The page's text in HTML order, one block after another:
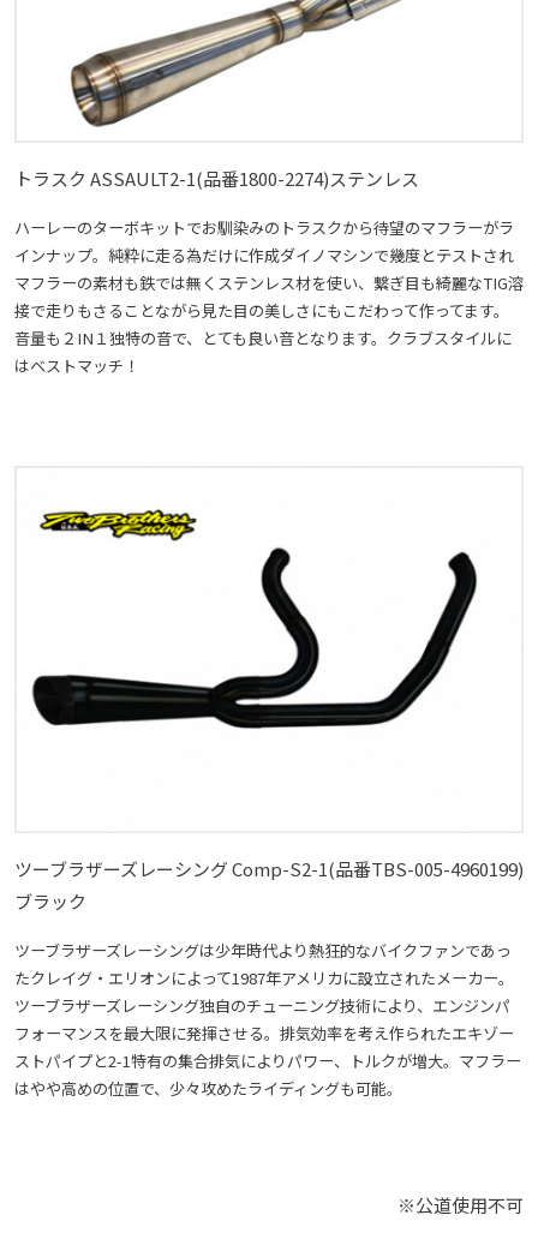
トラスク ASSAULT2-1(品番1800-2274)ステンレス
ハーレーのターボキットでお馴染みのトラスクから待望のマフラーがラ
インナップ。純粋に走る為だけに作成ダイノマシンで幾度とテストされ
マフラーの素材も鉄では無くステンレス材を使い、繋ぎ目も綺麗なTIG溶
接で走りもさることながら見た目の美しさにもこだわって作ってます。
音量も２IN１独特の音で、とても良い音となります。クラブスタイルに
はベストマッチ！
ツーブラザーズレーシング Comp-S2-1(品番TBS-005-4960199)
ブラック
ツーブラザーズレーシングは少年時代より熱狂的なバイクファンであっ
たクレイグ・エリオンによって1987年アメリカに設立されたメーカー。
ツーブラザーズレーシング独自のチューニング技術により、エンジンパ
フォーマンスを最大限に発揮させる。排気効率を考え作られたエキゾー
ストパイプと2-1特有の集合排気によりパワー、トルクが増大。マフラー
はやや高めの位置で、少々攻めたライディングも可能。
※公道使用不可